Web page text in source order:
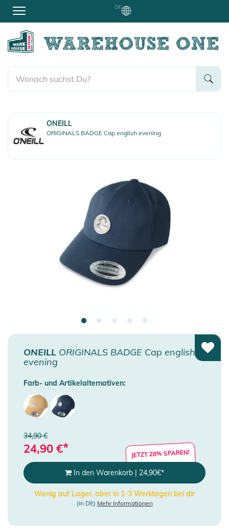
DE
ONEILL
ORIGINALS BADGE Cap english evening
ONEILL ORIGINALS BADGE Cap english
evening
Farb- und Artikelalternativen:
34,90 €
24,90 €* JETZT 28% SPAREN!
In den Warenkorb | 24,90€*
Wenig auf Lager, aber in 1-3 Werktagen bei dir
(in DE) Mehr Informationen